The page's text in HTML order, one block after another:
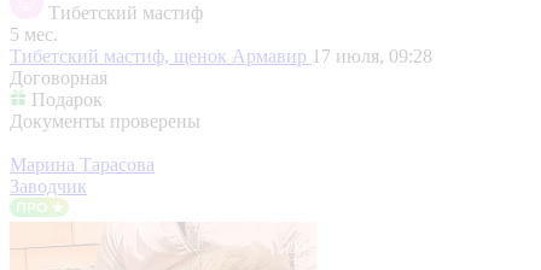
Тибетский мастиф
5 мес.
Тибетский мастиф, щенок Армавир 17 июля, 09:28
Договорная
Подарок
Документы проверены
Марина Тарасова
Заводчик